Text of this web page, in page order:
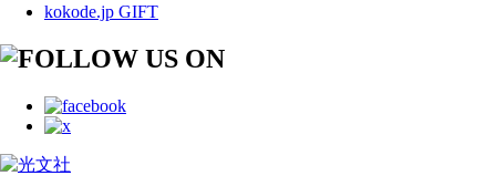
kokode.jp GIFT